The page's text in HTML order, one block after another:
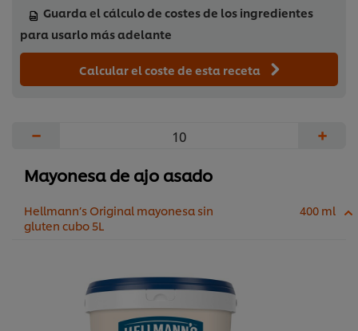
Guarda el cálculo de costes de los ingredientes
para usarlo más adelante
Calcular el coste de esta receta
− +
Mayonesa de ajo asado
Hellmann’s Original mayonesa sin
gluten cubo 5L
400 ml